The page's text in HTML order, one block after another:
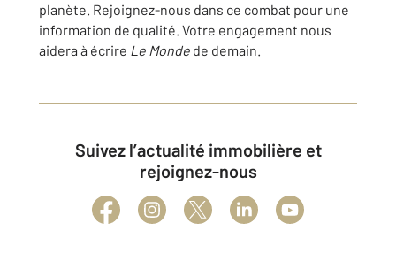
planète. Rejoignez-nous dans ce combat pour une
information de qualité. Votre engagement nous
aidera à écrire Le Monde de demain.
Suivez l’actualité immobilière et
rejoignez-nous